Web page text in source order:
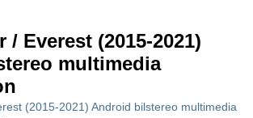
/ Everest (2015-2021)
multimedia